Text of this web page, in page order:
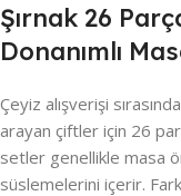
Şırnak 26
Donanımlı
Çeyiz alışverişi
arayan çiftler için 26
setler genellikle masa
süslemelerini içerir.